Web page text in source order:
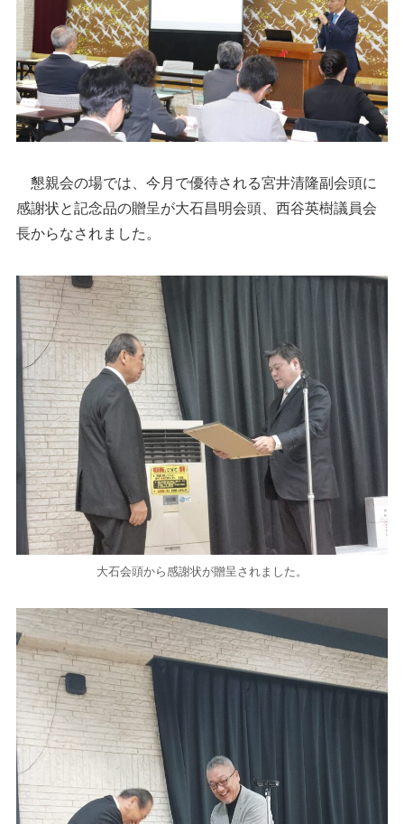
懇親会の場では、今月で優待される宮井清隆副会頭に
感謝状と記念品の贈呈が大石昌明会頭、西谷英樹議員会
長からなされました。
大石会頭から感謝状が贈呈されました。